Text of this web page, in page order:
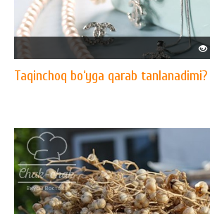
Taqinchoq bo‘yga qarab tanlanadimi?